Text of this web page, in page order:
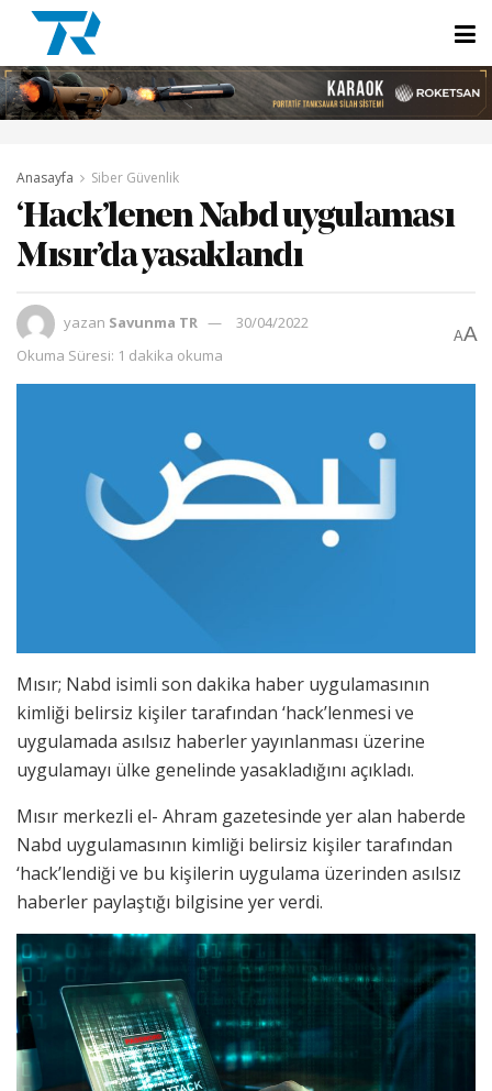
Anasayfa Siber Güvenlik
‘Hack’lenen Nabd uygulaması
Mısır’da yasaklandı
yazan Savunma TR
30/04/2022
Okuma Süresi: 1 dakika okuma
AA
Mısır; Nabd isimli son dakika haber uygulamasının
kimliği belirsiz kişiler tarafından ‘hack’lenmesi ve
uygulamada asılsız haberler yayınlanması üzerine
uygulamayı ülke genelinde yasakladığını açıkladı.
Mısır merkezli el- Ahram gazetesinde yer alan haberde
Nabd uygulamasının kimliği belirsiz kişiler tarafından
‘hack’lendiği ve bu kişilerin uygulama üzerinden asılsız
haberler paylaştığı bilgisine yer verdi.